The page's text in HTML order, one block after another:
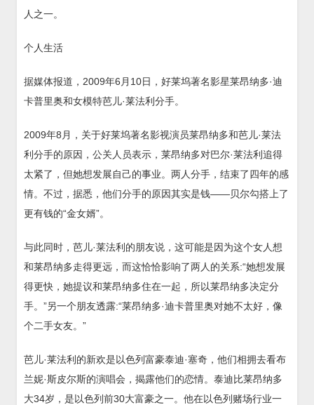
人之一。
个人生活
据媒体报道，2009年6月10日，好莱坞著名影星莱昂纳多·迪
卡普里奥和女模特芭儿·莱法利分手。
2009年8月，关于好莱坞著名影视演员莱昂纳多和芭儿·莱法
利分手的原因，公关人员表示，莱昂纳多对巴尔·莱法利追得
太紧了，但她想发展自己的事业。两人分手，结束了四年的感
情。不过，据悉，他们分手的原因其实是钱——贝尔勾搭上了
更有钱的“金女婿”。
与此同时，芭儿·莱法利的朋友说，这可能是因为这个女人想
和莱昂纳多走得更远，而这恰恰影响了两人的关系:“她想发展
得更快，她提议和莱昂纳多住在一起，所以莱昂纳多决定分
手。”另一个朋友透露:“莱昂纳多·迪卡普里奥对她不太好，像
个二手女友。”
芭儿·莱法利的新欢是以色列富豪泰迪·塞奇，他们相拥去看布
兰妮·斯皮尔斯的演唱会，揭露他们的恋情。泰迪比莱昂纳多
大34岁，是以色列前30大富豪之一。他在以色列赌场行业一